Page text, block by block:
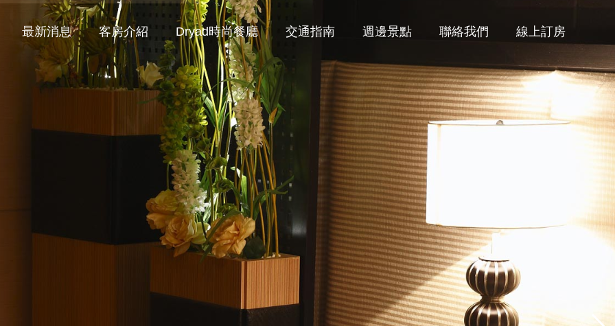
最新消息 客房介紹 Dryad時尚餐廳 交通指南 週邊景點 聯絡我們 線上訂房